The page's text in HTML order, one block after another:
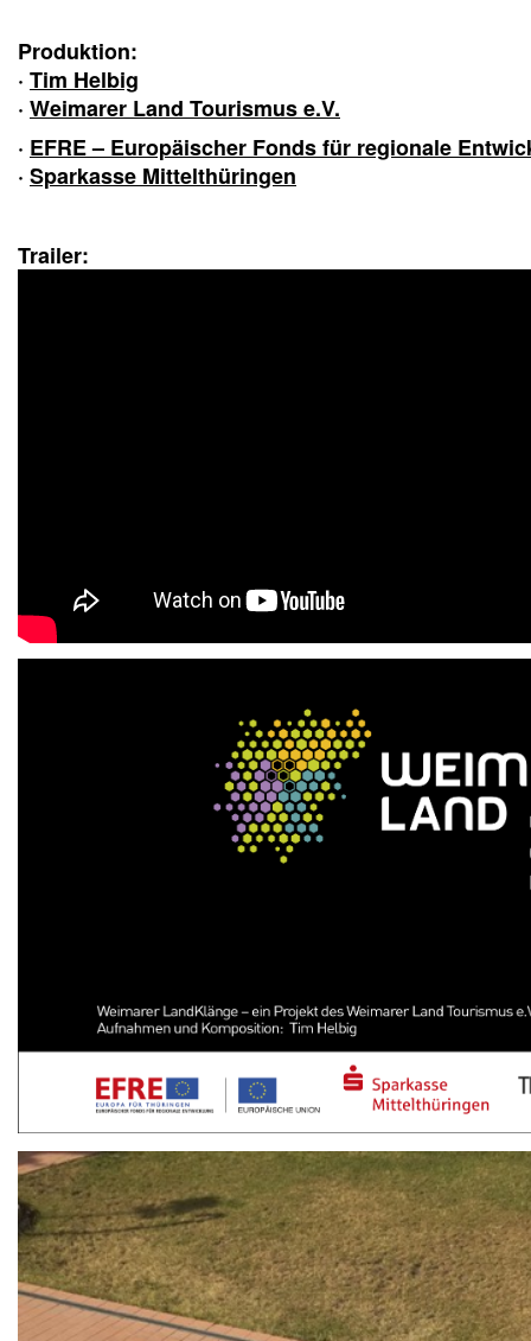
Produktion:
· Tim Helbig
· Weimarer Land Tourismus e.V.
· EFRE – Europäischer Fonds für regionale
· Sparkasse Mittelthüringen
Trailer: